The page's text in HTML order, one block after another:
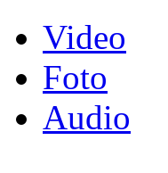
Video
Foto
Audio